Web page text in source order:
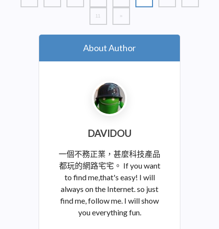
11 »
About Author
DAVIDOU
一個不務正業，甚麼科技產品
都玩的網路宅宅。 If you want
to find me,that's easy! I will
always on the Internet. so just
find me, follow me. I will show
you everything fun.